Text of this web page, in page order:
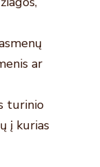
ar
turinio
į kurias